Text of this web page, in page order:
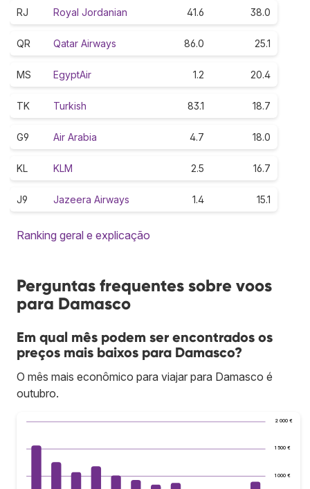
RJ Royal Jordanian 41.6 38.0
QR Qatar Airways 86.0 25.1
MS EgyptAir 1.2 20.4
TK Turkish 83.1 18.7
G9 Air Arabia 4.7 18.0
KL KLM 2.5 16.7
J9 Jazeera Airways 1.4 15.1
Ranking geral e explicação
Perguntas frequentes sobre voos
para Damasco
Em qual mês podem ser encontrados os
preços mais baixos para Damasco?
O mês mais econômico para viajar para Damasco é
outubro.
1 000 €
1 500 €
2 000 €